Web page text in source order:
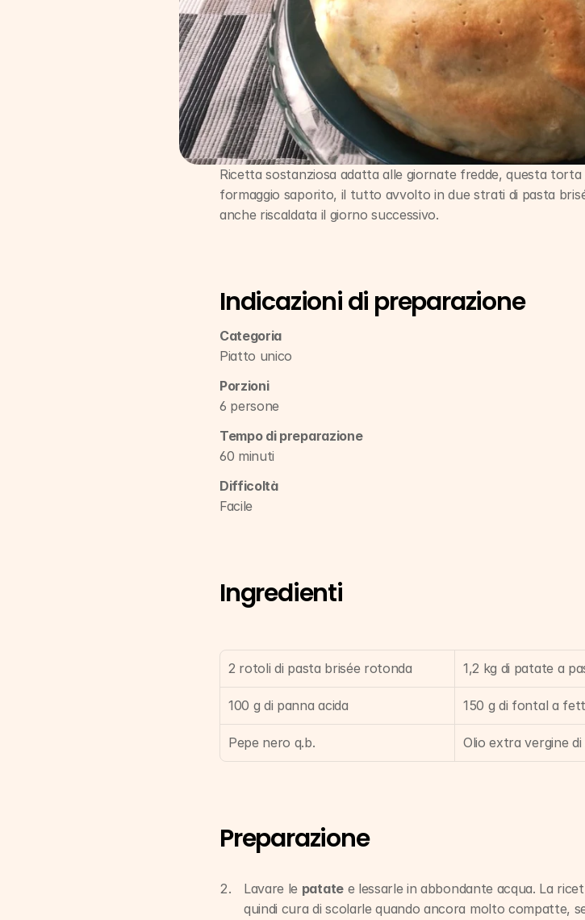
Ricetta sostanziosa adatta alle giornate fredde, questa torta
formaggio saporito, il tutto avvolto in due strati di pasta
anche riscaldata il giorno successivo.
Indicazioni di preparazione
Categoria
Piatto unico
Porzioni
6 persone
Tempo di preparazione
60 minuti
Difficoltà
Facile
Ingredienti
2 rotoli di pasta brisée rotonda 1,2 kg di patate a
100 g di panna acida 150 g di fontal a
Pepe nero q.b. Olio extra vergine di
Preparazione
Lavare le patate e lessarle in abbondante acqua. La
quindi cura di scolarle quando ancora molto compatte,